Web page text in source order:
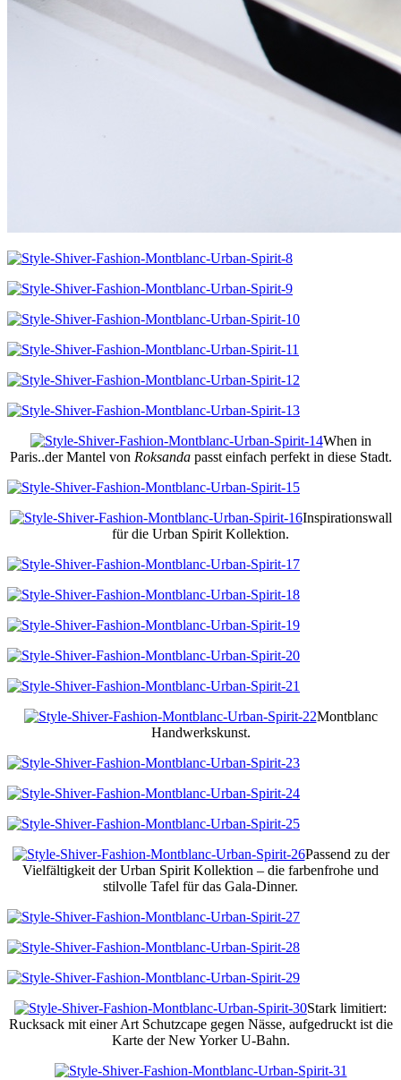
When in
Paris..der Mantel von Roksandapasst einfach perfekt in diese Stadt.
Inspirationswall
für die Urban Spirit Kollektion.
Montblanc
Handwerkskunst.
Passend zu der
Vielfältigkeit der Urban Spirit Kollektion – die farbenfrohe und
stilvolle Tafel für das Gala-Dinner.
Stark limitiert:
Rucksack mit einer Art Schutzcape gegen Nässe, aufgedruckt ist die
Karte der New Yorker U-Bahn.